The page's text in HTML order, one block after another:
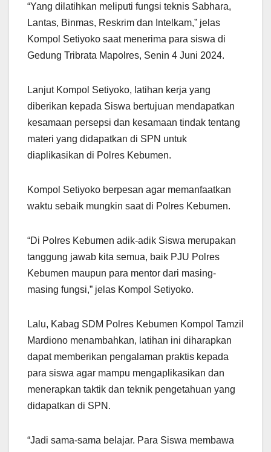
“Yang dilatihkan meliputi fungsi teknis Sabhara,
Lantas, Binmas, Reskrim dan Intelkam,” jelas
Kompol Setiyoko saat menerima para siswa di
Gedung Tribrata Mapolres, Senin 4 Juni 2024.
Lanjut Kompol Setiyoko, latihan kerja yang
diberikan kepada Siswa bertujuan mendapatkan
kesamaan persepsi dan kesamaan tindak tentang
materi yang didapatkan di SPN untuk
diaplikasikan di Polres Kebumen.
Kompol Setiyoko berpesan agar memanfaatkan
waktu sebaik mungkin saat di Polres Kebumen.
“Di Polres Kebumen adik-adik Siswa merupakan
tanggung jawab kita semua, baik PJU Polres
Kebumen maupun para mentor dari masing-
masing fungsi,” jelas Kompol Setiyoko.
Lalu, Kabag SDM Polres Kebumen Kompol Tamzil
Mardiono menambahkan, latihan ini diharapkan
dapat memberikan pengalaman praktis kepada
para siswa agar mampu mengaplikasikan dan
menerapkan taktik dan teknik pengetahuan yang
didapatkan di SPN.
“Jadi sama-sama belajar. Para Siswa membawa